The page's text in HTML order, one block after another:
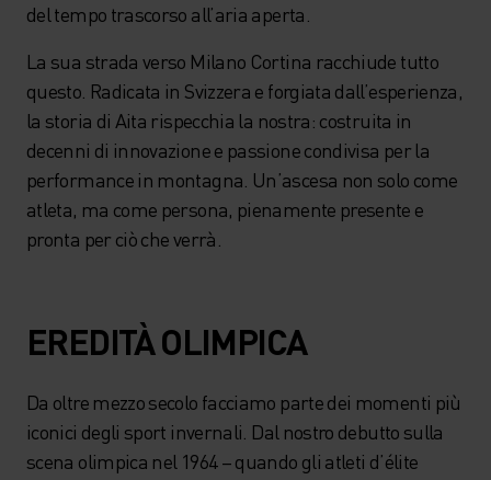
del tempo trascorso all’aria aperta.
La sua strada verso Milano Cortina racchiude tutto
questo. Radicata in Svizzera e forgiata dall’esperienza,
la storia di Aita rispecchia la nostra: costruita in
decenni di innovazione e passione condivisa per la
performance in montagna. Un’ascesa non solo come
atleta, ma come persona, pienamente presente e
pronta per ciò che verrà.
EREDITÀ OLIMPICA
Da oltre mezzo secolo facciamo parte dei momenti più
iconici degli sport invernali. Dal nostro debutto sulla
scena olimpica nel 1964 – quando gli atleti d’élite